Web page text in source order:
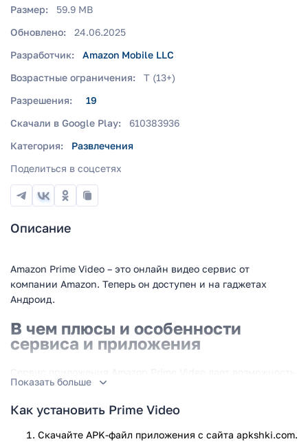
Размер:
59.9 MB
Обновлено:
24.06.2025
Разработчик:
Amazon Mobile LLC
Возрастные ограничения:
T (13+)
Разрешения:
19
Скачали в Google Play:
610383936
Категория:
Развлечения
Поделиться в соцсетях
Описание
Amazon Prime Video – это онлайн видео сервис от
компании Amazon. Теперь он доступен и на гаджетах
Андроид.
В чем плюсы и особенности
сервиса и приложения
на условиях платной подписки просматривать
числе, и собственного производства. Условия подписки
различаются для тех или иных стран.
Показать больше
Как установить Prime Video
Скачайте APK-файл приложения с сайта apkshki.com.